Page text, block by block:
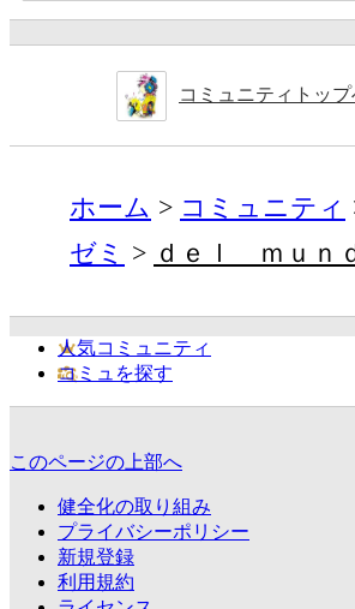
コミュニティトップ
ホーム コミュニティ
ゼミ
ｄｅｌ ｍｕｎ
人気コミュニティ
コミュを探す
このページの上部へ
健全化の取り組み
プライバシーポリシー
新規登録
利用規約